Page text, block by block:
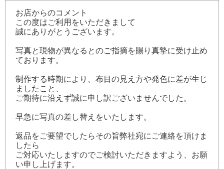
お店からのコメント
この度はご利用をいただきまして
誠にありがとうございます。
写真と現物が異なるとのご指摘を賜り真摯に受け止め
ております。
制作する時期により、布目の見え方や発色に差が生じ
ましたこと、
ご期待に沿えず誠に申し訳ございませんでした。
早急に写真の差し替えをいたします。
返品をご要望でしたらその旨弊社宛にご連絡を頂けま
したら
ご対応いたしますのでご検討いただきますよう、お願
い申し上げます。